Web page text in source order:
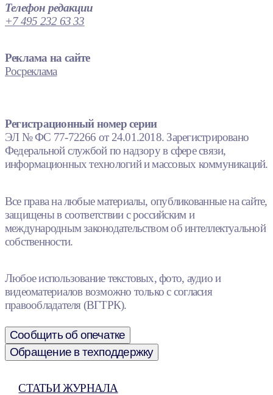
Телефон редакции
+7 495 232 63 33
Реклама на сайте
Росреклама
Регистрационный номер серии
ЭЛ № ФС 77-72266 от 24.01.2018. Зарегистрировано
Федеральной службой по надзору в сфере связи,
информационных технологий и массовых коммуникаций.
Все права на любые материалы, опубликованные на сайте,
защищены в соответствии с российским и
международным законодательством об интеллектуальной
собственности.
Любое использование текстовых, фото, аудио и
видеоматериалов возможно только с согласия
правообладателя (ВГТРК).
Сообщить об опечатке
Обращение в техподдержку
СТАТЬИ ЖУРНАЛА